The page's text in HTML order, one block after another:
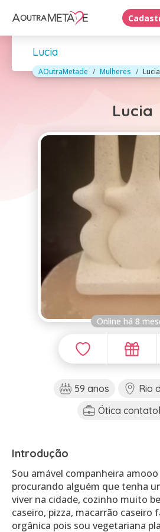
Lucia
AOutraMetade Mulheres Lucia
Lucia
Online há 8
59 anos
Rio
Ótica
Introdução
Sou amável companheira
procurando alguém que tenha
viver na cidade, cozinho muito
caseiro, pizza, macarrão caseiro
orgânica pois sou vegetariana